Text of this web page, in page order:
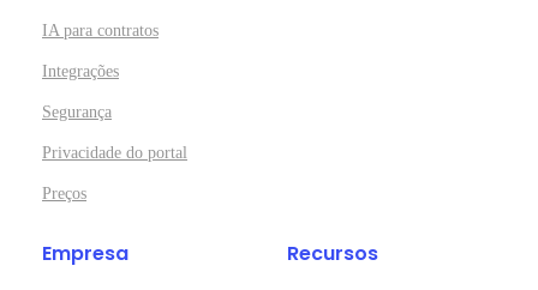
IA para contratos
Integrações
Segurança
Privacidade do portal
Preços
Empresa Recursos